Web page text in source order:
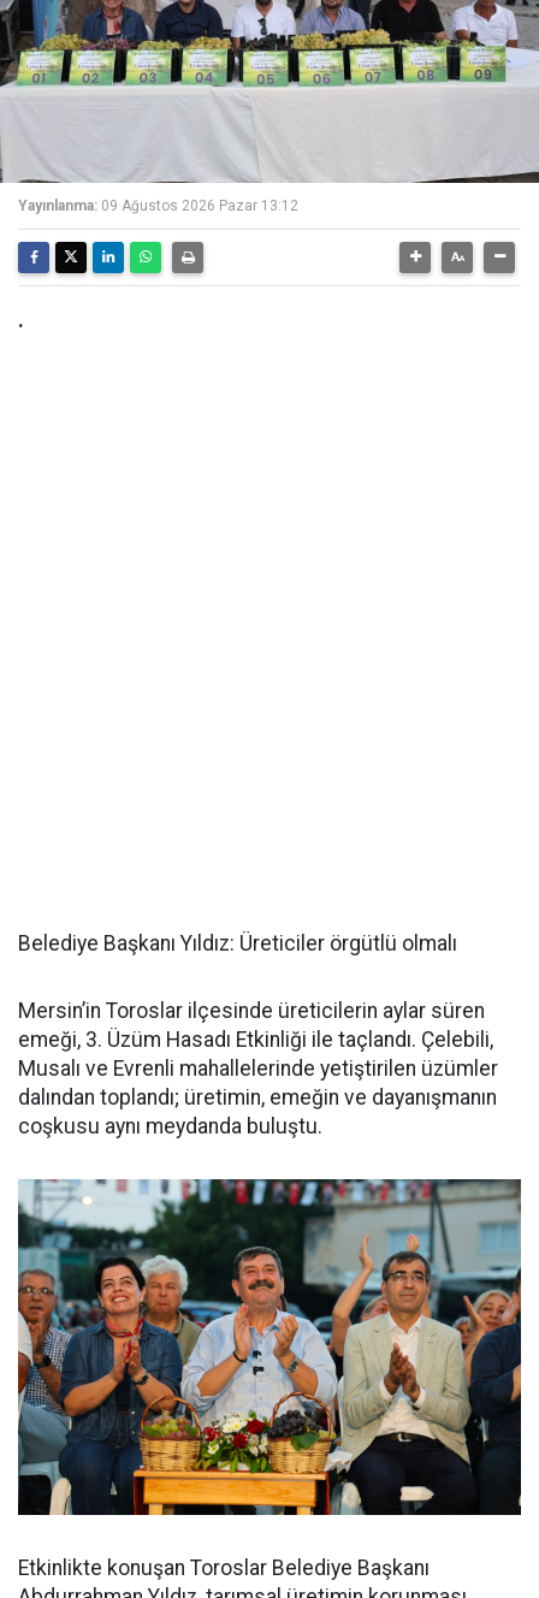
Yayınlanma: 09 Ağustos 2026 Pazar 13:12
.
Belediye Başkanı Yıldız: Üreticiler örgütlü olmalı
Mersin’in Toroslar ilçesinde üreticilerin aylar süren
emeği, 3. Üzüm Hasadı Etkinliği ile taçlandı. Çelebili,
Musalı ve Evrenli mahallelerinde yetiştirilen üzümler
dalından toplandı; üretimin, emeğin ve dayanışmanın
coşkusu aynı meydanda buluştu.
Etkinlikte konuşan Toroslar Belediye Başkanı